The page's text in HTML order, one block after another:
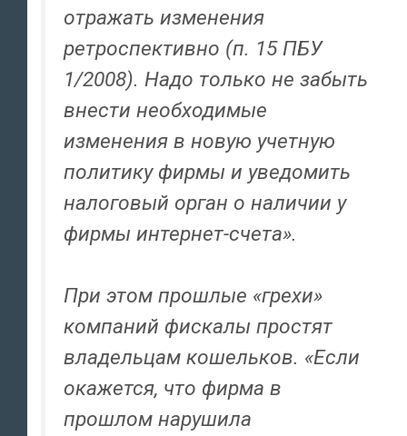
отражать изменения
ретроспективно (п. 15 ПБУ
1/2008). Надо только не забыть
внести необходимые
изменения в новую учетную
политику фирмы и уведомить
налоговый орган о наличии у
фирмы интернет-счета».
При этом прошлые «грехи»
компаний фискалы простят
владельцам кошельков. «Если
окажется, что фирма в
прошлом нарушила